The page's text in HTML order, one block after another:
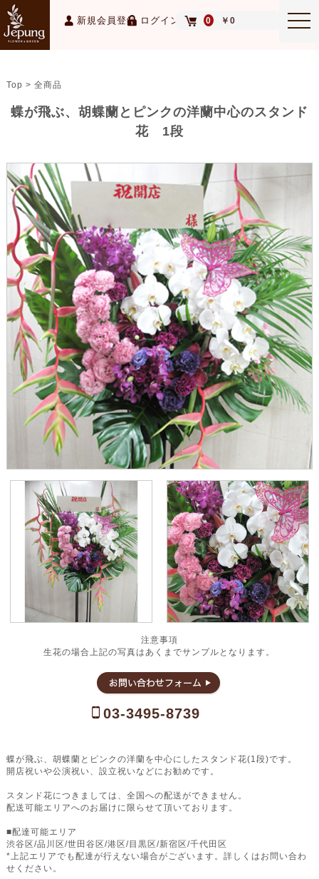
0 ￥0
新規会員登録 ログイン
Top > 全商品
蝶が飛ぶ、胡蝶蘭とピンクの洋蘭中心のスタンド
花 1段
注意事項
生花の場合上記の写真はあくまでサンプルとなります。
03-3495-8739
蝶が飛ぶ、胡蝶蘭とピンクの洋蘭を中心にしたスタンド花(1段)です。
開店祝いや公演祝い、設立祝いなどにお勧めです。
スタンド花につきましては、全国への配送ができません。
配送可能エリアへのお届けに限らせて頂いております。
■配達可能エリア
渋谷区/品川区/世田谷区/港区/目黒区/新宿区/千代田区
*上記エリアでも配達が行えない場合がございます。詳しくはお問い合わ
せください。